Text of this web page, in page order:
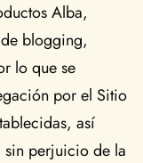
Alba,
blogging,
lo que se
por el Sitio
así
perjuicio de la